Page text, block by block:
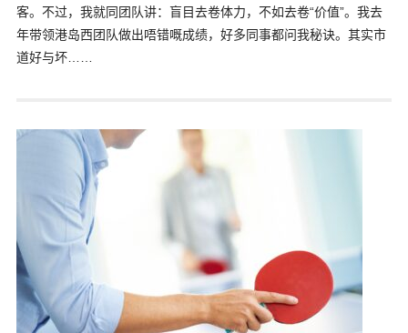
客。不过，我就同团队讲：盲目去卷体力，不如去卷“价值”。我去
年带领港岛西团队做出唔错嘅成绩，好多同事都问我秘诀。其实市
道好与坏……